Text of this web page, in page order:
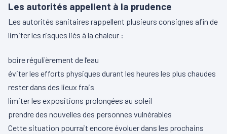
Les autorités appellent à la prudence
Les autorités sanitaires rappellent plusieurs consignes afin de
limiter les risques liés à la chaleur :
boire régulièrement de l’eau
éviter les efforts physiques durant les heures les plus chaudes
rester dans des lieux frais
limiter les expositions prolongées au soleil
prendre des nouvelles des personnes vulnérables
Cette situation pourrait encore évoluer dans les prochains